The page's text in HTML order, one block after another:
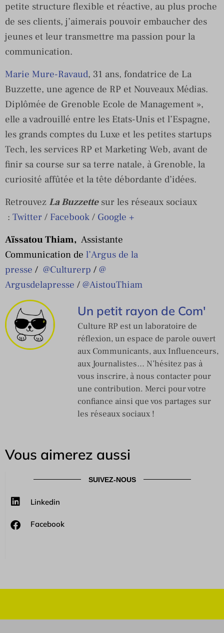
petite structure flexible et réactive, au plus proche
de ses clients, j’aimerais pouvoir embaucher des
jeunes et leur transmettre ma passion pour la
communication.
Marie Mure-Ravaud, 31 ans, fondatrice de La
Buzzette, une agence de RP et Nouveaux Médias.
Diplômée de Grenoble Ecole de Management »,
elle a vadrouillé entre les Etats-Unis et l’Espagne,
les grands comptes du Luxe et les petites startups
Tech, les services RP et Marketing Web, avant de
finir sa course sur sa terre natale, à Grenoble, la
curiosité affûtée et la tête débordante d’idées.
Retrouvez La Buzzettesur les réseaux sociaux
: Twitter / Facebook / Google +
Aïssatou Thiam, Assistante
Communication de l’Argus de la
presse / @Culturerp / @
Argusdelapresse / @AistouThiam
Un petit rayon de Com'
Culture RP est un laboratoire de
réflexion, un espace de parole ouvert
aux Communicants, aux Influenceurs,
aux Journalistes… N’hésitez pas à
vous inscrire, à nous contacter pour
une contribution. Merci pour votre
confiance ainsi que vos partages sur
les réseaux sociaux !
Vous aimerez aussi
SUIVEZ-NOUS
Linkedin
Facebook